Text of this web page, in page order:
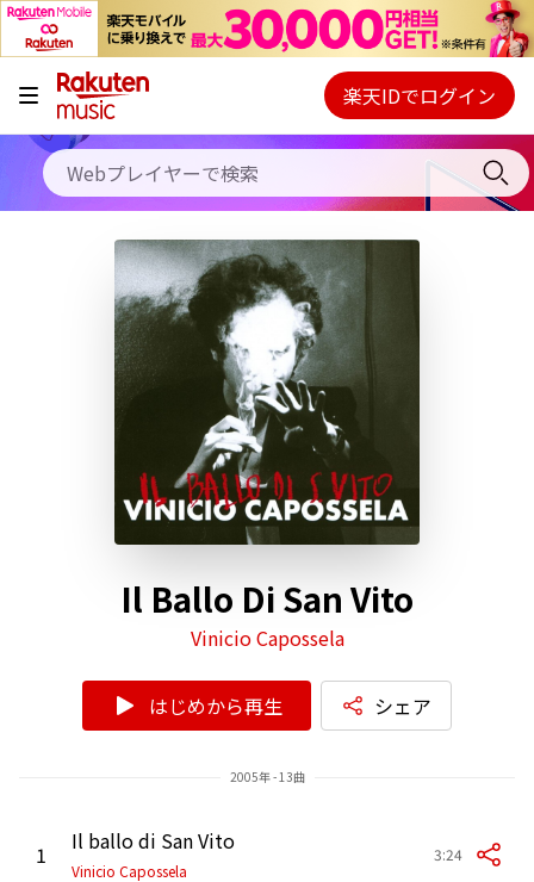
キャンペーン
料金プラン
使い方
初回30日間無料お試し
Webプレイヤー
ご契約内容の確認・変更
楽天IDでログイン
Il Ballo Di San Vito
Vinicio Capossela
はじめから再生 シェア
2005年 - 13曲
1 Il ballo di San Vito
Vinicio Capossela
3:24